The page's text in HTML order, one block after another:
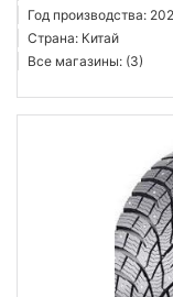
Год производства:
Страна: Китай
Все магазины: (3)